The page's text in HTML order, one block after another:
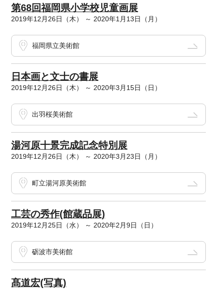
第68回福岡県小学校児童画展
2019年12月26日（木） ～ 2020年1月13日（月）
福岡県立美術館
日本画と文士の書展
2019年12月26日（木） ～ 2020年3月15日（日）
出羽桜美術館
湯河原十景完成記念特別展
2019年12月26日（木） ～ 2020年3月23日（月）
町立湯河原美術館
工芸の秀作(館蔵品展)
2019年12月25日（水） ～ 2020年2月9日（日）
砺波市美術館
髙道宏(写真)